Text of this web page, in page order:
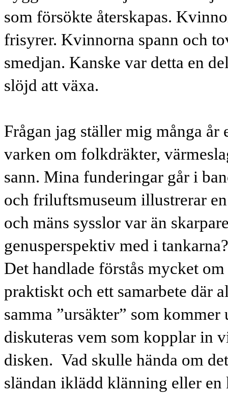
som försökte återskapas.
frisyrer. Kvinnorna spann och
smedjan. Kanske var detta en
slöjd att växa.
Frågan jag ställer mig många år
varken om folkdräkter,
sann. Mina funderingar går i
och friluftsmuseum illustrerar
och mäns sysslor var än
genusperspektiv med i tankarna?
Det handlade förstås mycket
praktiskt och ett samarbete där
samma ”ursäkter” som
diskuteras vem som kopplar in
disken. Vad skulle hända om
sländan iklädd klänning eller